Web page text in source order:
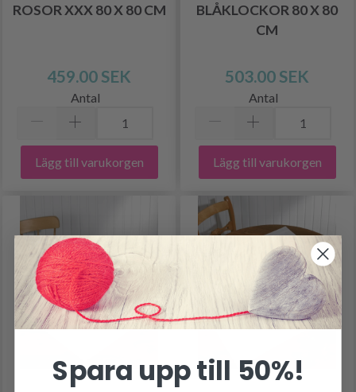
ROSOR XXX 80 X 80 CM
459.00 SEK
Antal
Lägg till varukorgen
BLÅKLOCKOR 80 X 80
CM
503.00 SEK
Antal
Lägg till varukorgen
Spara upp till 50%!